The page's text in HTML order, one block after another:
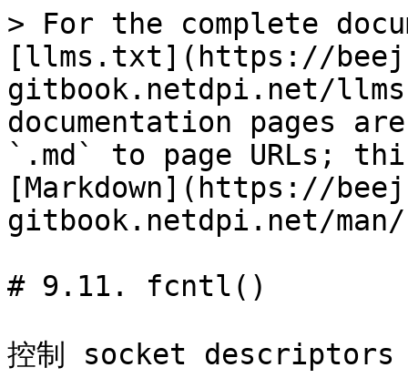
> For the complete
[llms.txt](https://
gitbook.netdpi.net/
documentation pages
`.md` to page URLs;
[Markdown](https://
gitbook.netdpi.net/
# 9.11. fcntl()
控制 socket descriptors